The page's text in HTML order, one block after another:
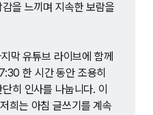
을 느끼며 지속한 보람을
막 유튜브 라이브에 함께
한 시간 동안 조용히
히 인사를 나눕니다. 이
희는 아침 글쓰기를 계속